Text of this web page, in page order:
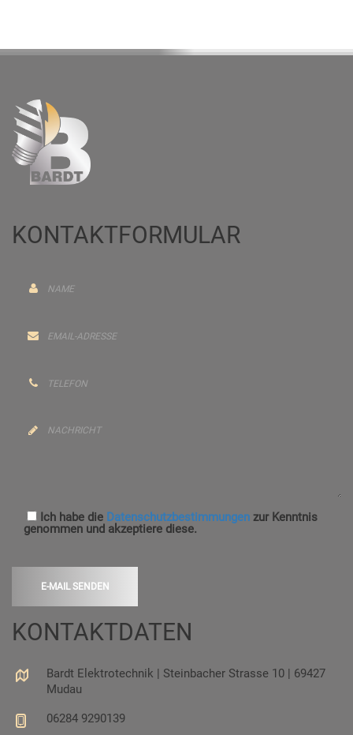
KONTAKTFORMULAR
Ich habe die Datenschutzbestimmungen zur Kenntnis
genommen und akzeptiere diese.
E-MAIL SENDEN
KONTAKTDATEN
Bardt Elektrotechnik | Steinbacher Strasse 10 | 69427
Mudau
06284 9290139